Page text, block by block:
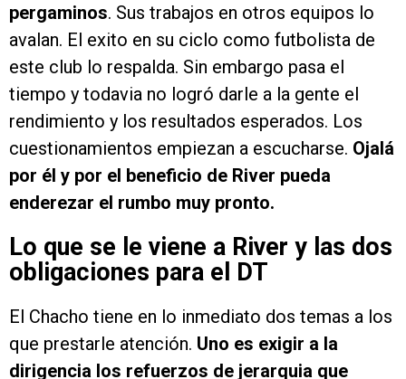
pergaminos. Sus trabajos en otros equipos lo
avalan. El exito en su ciclo como futbolista de
este club lo respalda. Sin embargo pasa el
tiempo y todavia no logró darle a la gente el
rendimiento y los resultados esperados. Los
cuestionamientos empiezan a escucharse. Ojalá
por él y por el beneficio de River pueda
enderezar el rumbo muy pronto.
Lo que se le viene a River y las dos
obligaciones para el DT
El Chacho tiene en lo inmediato dos temas a los
que prestarle atención. Uno es exigir a la
dirigencia los refuerzos de jerarquia que